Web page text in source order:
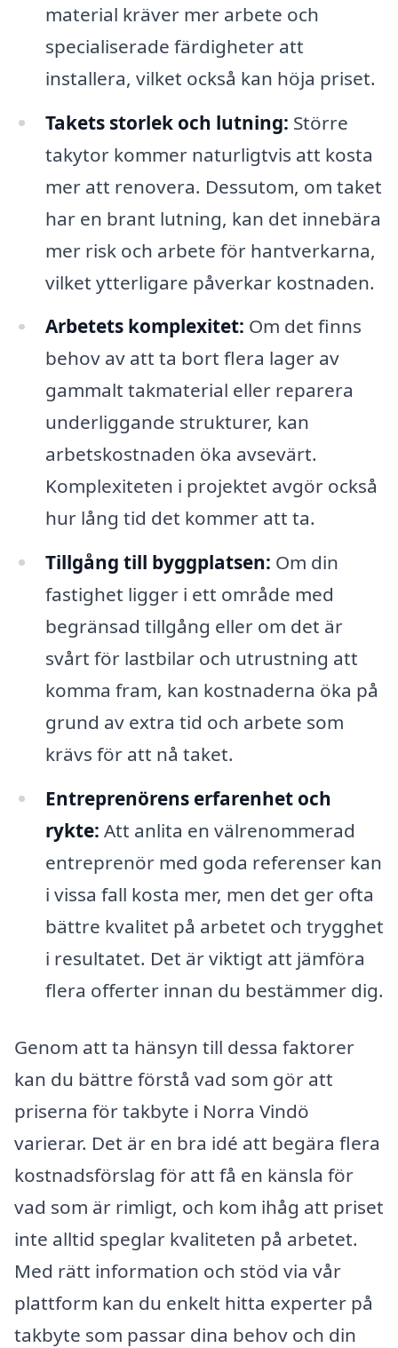
material kräver mer arbete och
specialiserade färdigheter att
installera, vilket också kan höja priset.
Takets storlek och lutning: Större
takytor kommer naturligtvis att kosta
mer att renovera. Dessutom, om taket
har en brant lutning, kan det innebära
mer risk och arbete för hantverkarna,
vilket ytterligare påverkar kostnaden.
Arbetets komplexitet: Om det finns
behov av att ta bort flera lager av
gammalt takmaterial eller reparera
underliggande strukturer, kan
arbetskostnaden öka avsevärt.
Komplexiteten i projektet avgör också
hur lång tid det kommer att ta.
Tillgång till byggplatsen: Om din
fastighet ligger i ett område med
begränsad tillgång eller om det är
svårt för lastbilar och utrustning att
komma fram, kan kostnaderna öka på
grund av extra tid och arbete som
krävs för att nå taket.
Entreprenörens erfarenhet och
rykte: Att anlita en välrenommerad
entreprenör med goda referenser kan
i vissa fall kosta mer, men det ger ofta
bättre kvalitet på arbetet och trygghet
i resultatet. Det är viktigt att jämföra
flera offerter innan du bestämmer dig.
Genom att ta hänsyn till dessa faktorer
kan du bättre förstå vad som gör att
priserna för takbyte i Norra Vindö
varierar. Det är en bra idé att begära flera
kostnadsförslag för att få en känsla för
vad som är rimligt, och kom ihåg att priset
inte alltid speglar kvaliteten på arbetet.
Med rätt information och stöd via vår
plattform kan du enkelt hitta experter på
takbyte som passar dina behov och din